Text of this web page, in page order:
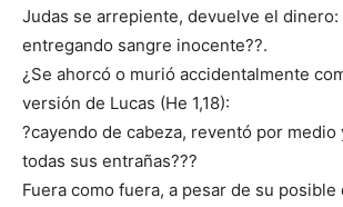
Judas se arrepiente, devuelve el dinero:
entregando sangre inocente??.
¿Se ahorcó o murió accidentalmente
versión de Lucas (He 1,18):
?cayendo de cabeza, reventó por medio
todas sus entrañas???
Fuera como fuera, a pesar de su